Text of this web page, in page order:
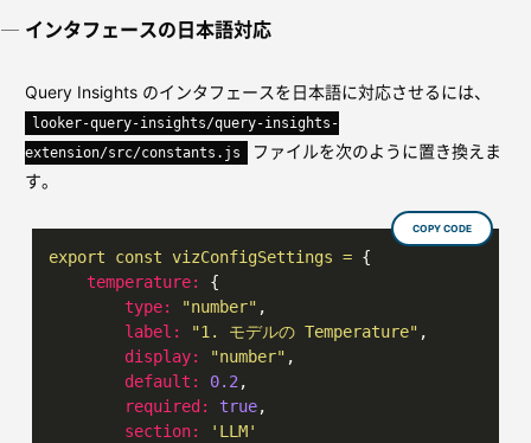
インタフェースの日本語対応
Query Insights のインタフェースを日本語に対応させるには、
looker-query-insights/query-insights-
extension/src/constants.js
ファイルを次のように置き換えま
す。
COPY CODE
export const vizConfigSettings = {
temperature:
{
type:
"number" ,
label:
"1. モデルの Temperature" ,
display:
"number" ,
default:
0.2,
required:
true,
section:
'LLM'